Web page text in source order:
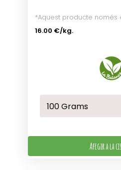
*Aquest producte només
16.00 €/kg.
Afegir a la